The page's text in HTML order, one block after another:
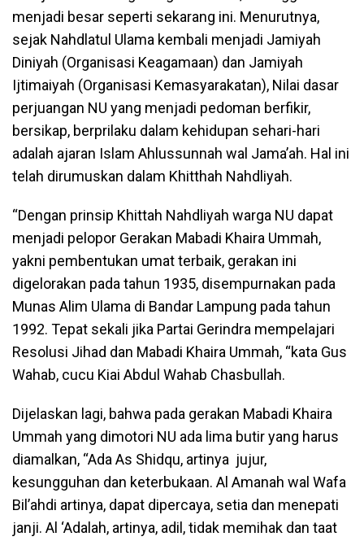
menjadi besar seperti sekarang ini. Menurutnya,
sejak Nahdlatul Ulama kembali menjadi Jamiyah
Diniyah (Organisasi Keagamaan) dan Jamiyah
Ijtimaiyah (Organisasi Kemasyarakatan), Nilai dasar
perjuangan NU yang menjadi pedoman berfikir,
bersikap, berprilaku dalam kehidupan sehari-hari
adalah ajaran Islam Ahlussunnah wal Jama’ah. Hal ini
telah dirumuskan dalam Khitthah Nahdliyah.
“Dengan prinsip Khittah Nahdliyah warga NU dapat
menjadi pelopor Gerakan Mabadi Khaira Ummah,
yakni pembentukan umat terbaik, gerakan ini
digelorakan pada tahun 1935, disempurnakan pada
Munas Alim Ulama di Bandar Lampung pada tahun
1992. Tepat sekali jika Partai Gerindra mempelajari
Resolusi Jihad dan Mabadi Khaira Ummah, “kata Gus
Wahab, cucu Kiai Abdul Wahab Chasbullah.
Dijelaskan lagi, bahwa pada gerakan Mabadi Khaira
Ummah yang dimotori NU ada lima butir yang harus
diamalkan, “Ada As Shidqu, artinya jujur,
kesungguhan dan keterbukaan. Al Amanah wal Wafa
Bil’ahdi artinya, dapat dipercaya, setia dan menepati
janji. Al ‘Adalah, artinya, adil, tidak memihak dan taat